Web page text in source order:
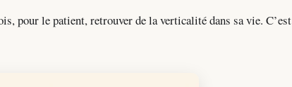
pour le patient, retrouver de la verticalité dans sa vie. C’est